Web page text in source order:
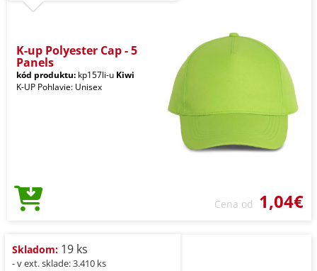
K-up Polyester Cap - 5
Panels
kód produktu: kp157li-u Kiwi
K-UP Pohlavie: Unisex
Cena od 1,04€
Skladom: 19 ks
- v ext. sklade: 3.410 ks